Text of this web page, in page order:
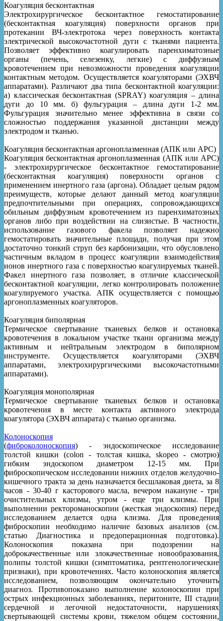
Коагуляция бесконтактная
Электрохирургическое бесконтактное гемостатирование
(бесконтактная коагуляция) поверхности органов при
протекании ВЧ-электротока через поверхность контакта
электрической высокочастотной дуги с тканями пациента.
Позволяет эффективно коагулировать паренхиматозные
органы (печень, селезенку, легкие) с диффузным
кровотечением при невозможности проведения коагуляции
контактным методом. Осуществляется коагуляторами (ЭХВЧ
аппаратами). Различают два типа бесконтактной коагуляции:
а) классическая бесконтактная (SPRAY) коагуляция – длина
дуги до 10 мм. б) фульгурация – длина дуги 1-2 мм.
Фульгурация значительно менее эффективна в связи со
сложностью поддержания указанной дистанции между
электродом и тканью.
Коагуляция бесконтактная аргоноплазменная (АПК или APC)
Коагуляция бесконтактная аргоноплазменная (АПК или APC)
- электрохирургическое бесконтактное гемостатирование
(бесконтактная коагуляция) поверхности органов с
применением инертного газа (аргона). Обладает целым рядом
преимуществ, которые делают данный метод коагуляции
предпочтительными при операциях, сопровождающихся
обильным диффузным кровотечением из паренхиматозных
органов либо при воздействии на слизистые. В частности,
использование газового факела позволяет надежно
гемостатировать значительные площади, получая при этом
достаточно тонкий струп без карбонизации, что обусловлено
частичным вкладом в процесс коагуляции взаимодействия
ионов инертного газа с поверхностью коагулируемых тканей.
Факел инертного газа позволяет, в отличие классической
бесконтактной коагуляции, легко контролировать положение
коагулируемого участка. АПК осуществляется с помощью
аргоноплазменных коагуляторов.
Коагуляция биполярная
Термическое свертывание тканевых белков и остановка
кровотечения в локальном участке ткани организма между
активным и нейтральным электродом в биполярном
инструменте. Осуществляется коагуляторами (ЭХВЧ
аппаратами, электрохирургическими высокочастотными
аппаратами).
Коагуляция монополярная
Термическое свертывание тканевых белков и остановка
кровотечения в месте контакта активного электрода
коагулятора (ЭХВЧ аппарата) с тканью организма.
Колоноскопия
(фиброколоноскопия) - эндоскопическое исследование
толстой кишки (colon - толстая кишка, skopeo - смотрю)
гибким эндоскопом диаметром 12-15 мм. При
фиброскопическом исследовании нижних отделов желудочно-
кишечного тракта за день назначается бесшлаковая диета, за 8
часов - 30-40 г касторового масла, вечером накануне - три
очистительных клизмы, утром - еще три клизмы. При
выполнении ректороманоскопии (жесткая эндоскопия) перед
исследованием делается одна клизма. Для проведения
фиброскопии необходимо наличие базовых анализов (см.
статью Диагностика и предоперационная подготовка).
Колоноскопия показана при подозрении на
доброкачественные или злокачественные новообразования,
полипы толстой кишки (симптоматика, рентгенологические
признаки), при кровотечениях. Часто колоноскопия является
исследованием, позволяющим окончательно уточнить
диагноз. Противопоказано выполнение колоноскопии при
острых инфекционных заболеваниях, перитоните, III стадии
сердечной и легочной недостаточности, нарушениях
свертывающей системы крови, тяжелом общем состоянии,